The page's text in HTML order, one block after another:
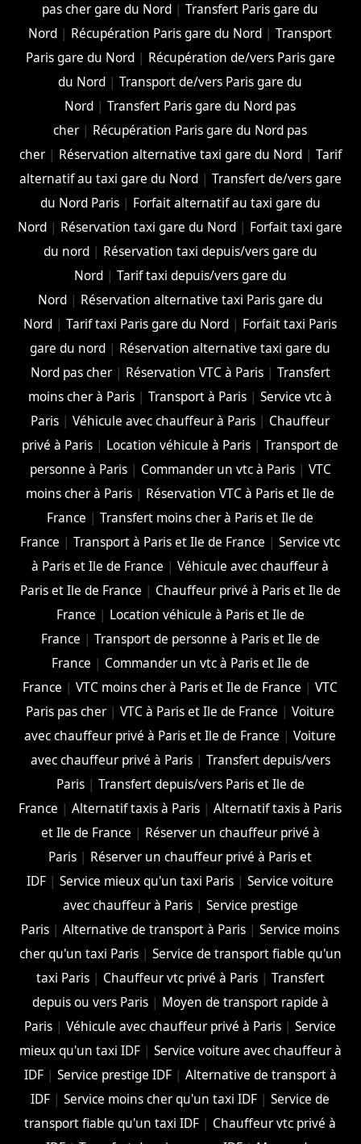
pas cher gare du Nord |Transfert Paris gare du
Nord | Récupération Paris gare du Nord |Transport
Paris gare du Nord| Récupération de/vers Paris gare
du Nord |Transport de/vers Paris gare du
Nord |Transfert Paris gare du Nord pas
cher | Récupération Paris gare du Nord pas
cher| Réservation alternative taxi gare du Nord| Tarif
alternatif au taxi gare du Nord| Transfert de/vers gare
du Nord Paris| Forfait alternatif au taxi gare du
Nord | Réservation taxi gare du Nord | Forfait taxi gare
du nord| Réservation taxi depuis/vers gare du
Nord| Tarif taxi depuis/vers gare du
Nord| Réservation alternative taxi Paris gare du
Nord |Tarif taxi Paris gare du Nord | Forfait taxi Paris
gare du nord | Réservation alternative taxi gare du
Nord pas cher| Réservation VTC à Paris| Transfert
moins cher à Paris |Transport à Paris |Service vtc à
Paris |Véhicule avec chauffeur à Paris | Chauffeur
privé à Paris | Location véhicule à Paris |Transport de
personne à Paris| Commander un vtc à Paris| VTC
moins cher à Paris | Réservation VTC à Paris et Ile de
France |Transfert moins cher à Paris et Ile de
France |Transport à Paris et Ile de France |Service vtc
à Paris et Ile de France |Véhicule avec chauffeur à
Paris et Ile de France | Chauffeur privé à Paris et Ile de
France | Location véhicule à Paris et Ile de
France | Transport de personne à Paris et Ile de
France | Commander un vtc à Paris et Ile de
France |VTC moins cher à Paris et Ile de France |VTC
Paris pas cher |VTC à Paris et Ile de France |Voiture
avec chauffeur privé à Paris et Ile de France |Voiture
avec chauffeur privé à Paris| Transfert depuis/vers
Paris| Transfert depuis/vers Paris et Ile de
France |Alternatif taxis à Paris |Alternatif taxis à Paris
et Ile de France | Réserver un chauffeur privé à
Paris | Réserver un chauffeur privé à Paris et
IDF |Service mieux qu'un taxi Paris |Service voiture
avec chauffeur à Paris| Service prestige
Paris |Alternative de transport à Paris |Service moins
cher qu'un taxi Paris| Service de transport fiable qu'un
taxi Paris| Chauffeur vtc privé à Paris| Transfert
depuis ou vers Paris| Moyen de transport rapide à
Paris |Véhicule avec chauffeur privé à Paris |Service
mieux qu'un taxi IDF| Service voiture avec chauffeur à
IDF| Service prestige IDF| Alternative de transport à
IDF |Service moins cher qu'un taxi IDF |Service de
transport fiable qu'un taxi IDF | Chauffeur vtc privé à